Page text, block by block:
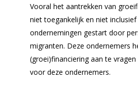
Vooral het aantrekken van
niet toegankelijk en niet
ondernemingen gestart door
migranten. Deze ondernemers
(groei)financiering aan te
voor deze ondernemers.